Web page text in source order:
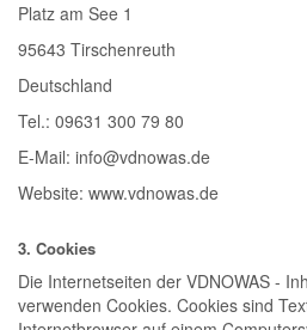
Platz am See 1
95643 Tirschenreuth
Deutschland
Tel.: 09631 300 79 80
E-Mail: info@vdnowas.de
Website: www.vdnowas.de
3. Cookies
Die Internetseiten der VDNOWAS -
verwenden Cookies. Cookies sind